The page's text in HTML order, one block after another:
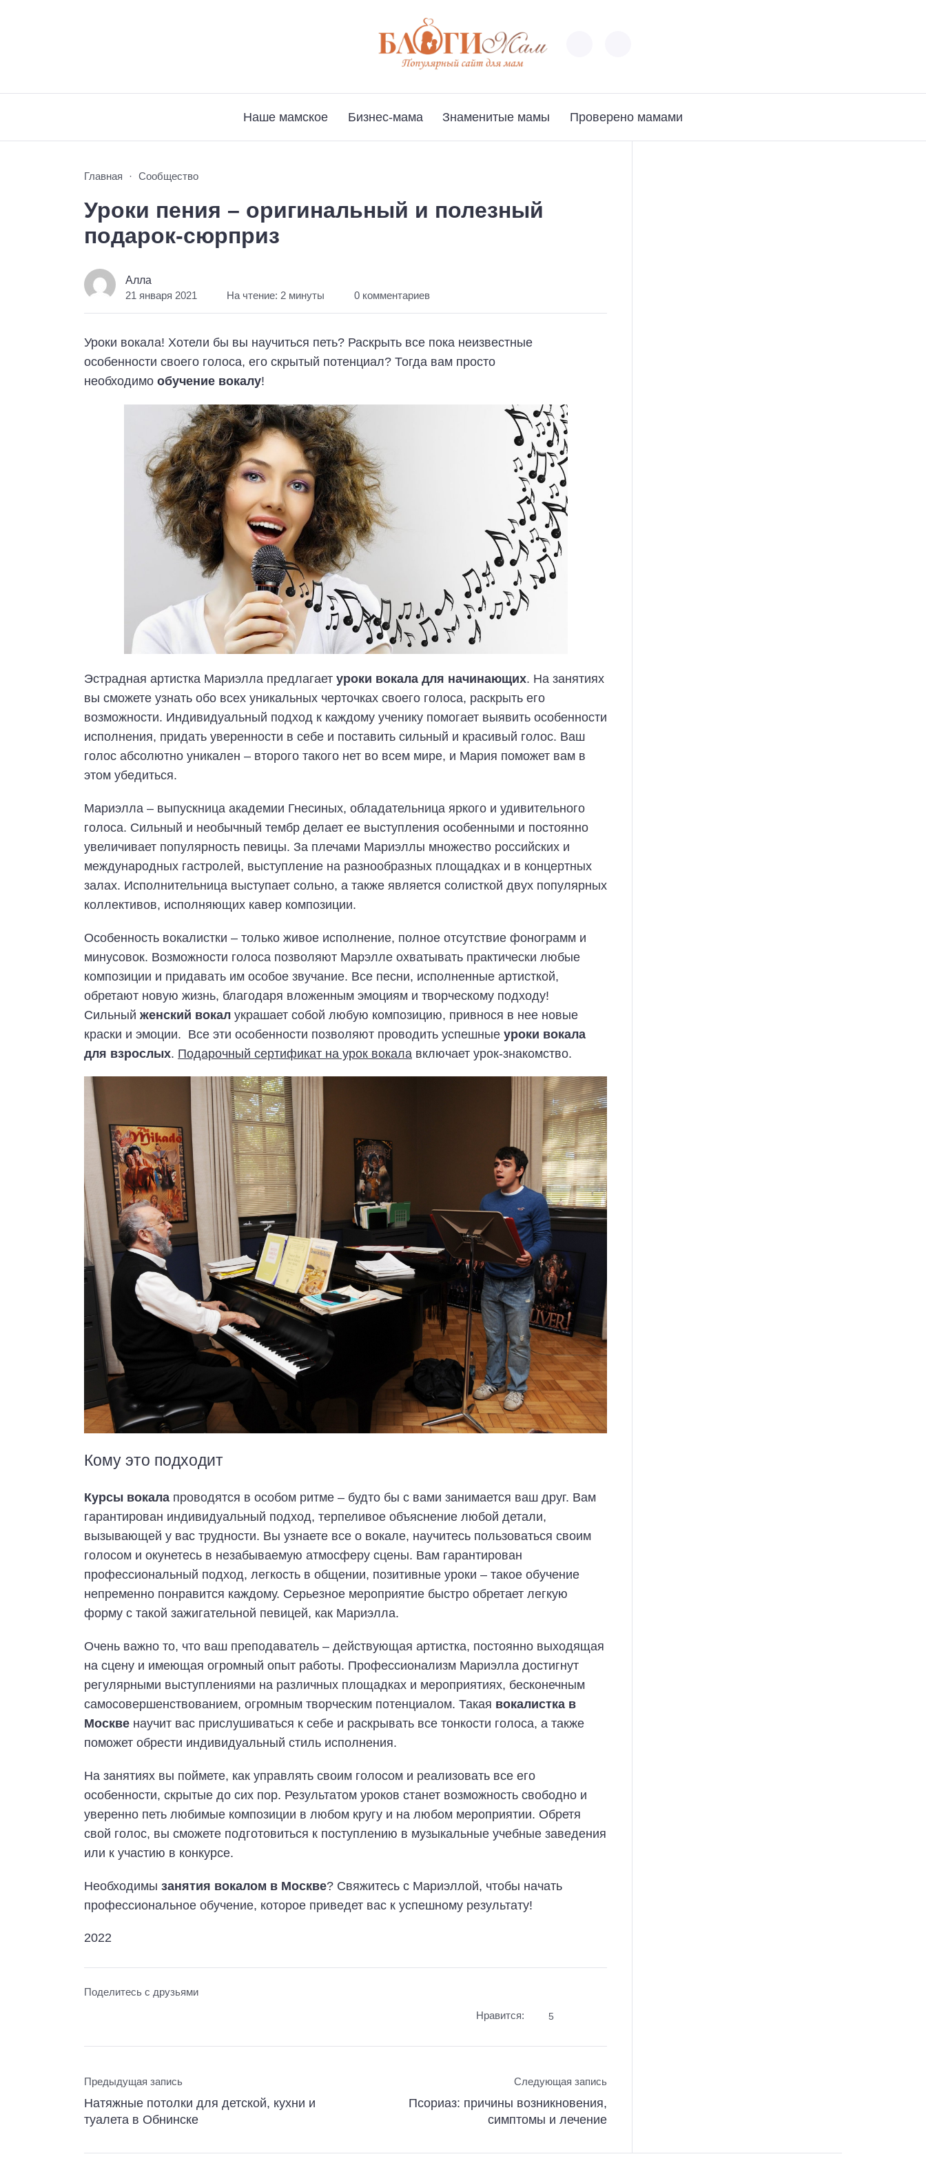
Наше мамское Бизнес-мама Знаменитые мамы Проверено мамами
Главная Сообщество
Уроки пения – оригинальный и полезный
подарок-сюрприз
Алла
21 января 2021 На чтение: 2 минуты 0 комментариев
Уроки вокала! Хотели бы вы научиться петь? Раскрыть все пока неизвестные
особенности своего голоса, его скрытый потенциал? Тогда вам просто
необходимо обучение вокалу!
Эстрадная артистка Мариэлла предлагает уроки вокала для начинающих. На занятиях
вы сможете узнать обо всех уникальных черточках своего голоса, раскрыть его
возможности. Индивидуальный подход к каждому ученику помогает выявить особенности
исполнения, придать уверенности в себе и поставить сильный и красивый голос. Ваш
голос абсолютно уникален – второго такого нет во всем мире, и Мария поможет вам в
этом убедиться.
Мариэлла – выпускница академии Гнесиных, обладательница яркого и удивительного
голоса. Сильный и необычный тембр делает ее выступления особенными и постоянно
увеличивает популярность певицы. За плечами Мариэллы множество российских и
международных гастролей, выступление на разнообразных площадках и в концертных
залах. Исполнительница выступает сольно, а также является солисткой двух популярных
коллективов, исполняющих кавер композиции.
Особенность вокалистки – только живое исполнение, полное отсутствие фонограмм и
минусовок. Возможности голоса позволяют Марэлле охватывать практически любые
композиции и придавать им особое звучание. Все песни, исполненные артисткой,
обретают новую жизнь, благодаря вложенным эмоциям и творческому подходу!
Сильный женский вокал украшает собой любую композицию, привнося в нее новые
краски и эмоции. Все эти особенности позволяют проводить успешные уроки вокала
для взрослых. Подарочный сертификат на урок вокала включает урок-знакомство.
Кому это подходит
Курсы вокала проводятся в особом ритме – будто бы с вами занимается ваш друг. Вам
гарантирован индивидуальный подход, терпеливое объяснение любой детали,
вызывающей у вас трудности. Вы узнаете все о вокале, научитесь пользоваться своим
голосом и окунетесь в незабываемую атмосферу сцены. Вам гарантирован
профессиональный подход, легкость в общении, позитивные уроки – такое обучение
непременно понравится каждому. Серьезное мероприятие быстро обретает легкую
форму с такой зажигательной певицей, как Мариэлла.
Очень важно то, что ваш преподаватель – действующая артистка, постоянно выходящая
на сцену и имеющая огромный опыт работы. Профессионализм Мариэлла достигнут
регулярными выступлениями на различных площадках и мероприятиях, бесконечным
самосовершенствованием, огромным творческим потенциалом. Такая вокалистка в
Москве научит вас прислушиваться к себе и раскрывать все тонкости голоса, а также
поможет обрести индивидуальный стиль исполнения.
На занятиях вы поймете, как управлять своим голосом и реализовать все его
особенности, скрытые до сих пор. Результатом уроков станет возможность свободно и
уверенно петь любимые композиции в любом кругу и на любом мероприятии. Обретя
свой голос, вы сможете подготовиться к поступлению в музыкальные учебные заведения
или к участию в конкурсе.
Необходимы занятия вокалом в Москве? Свяжитесь с Мариэллой, чтобы начать
профессиональное обучение, которое приведет вас к успешному результату!
2022
Поделитесь с друзьями
Нравится: 5
Предыдущая запись
Натяжные потолки для детской, кухни и
туалета в Обнинске
Следующая запись
Псориаз: причины возникновения,
симптомы и лечение